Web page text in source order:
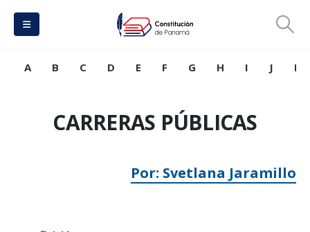
A B C D E F G H I J K
CARRERAS PÚBLICAS
Por: Svetlana Jaramillo